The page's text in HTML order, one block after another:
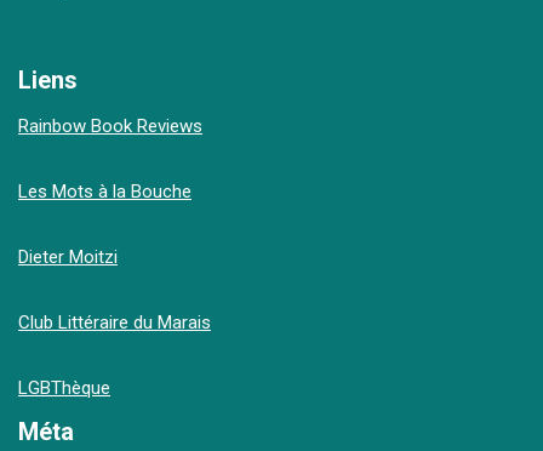
Liens
Rainbow Book Reviews
Les Mots à la Bouche
Dieter Moitzi
Club Littéraire du Marais
LGBThèque
Méta